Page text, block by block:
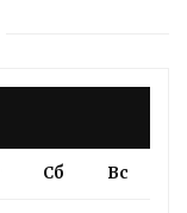
Сб Вс